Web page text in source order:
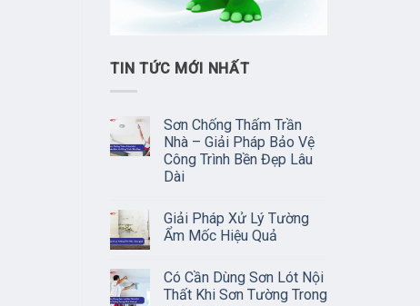
TIN TỨC MỚI NHẤT
Sơn Chống Thấm Trần
Nhà – Giải Pháp Bảo Vệ
Công Trình Bền Đẹp Lâu
Dài
Giải Pháp Xử Lý Tường
Ẩm Mốc Hiệu Quả
Có Cần Dùng Sơn Lót Nội
Thất Khi Sơn Tường Trong